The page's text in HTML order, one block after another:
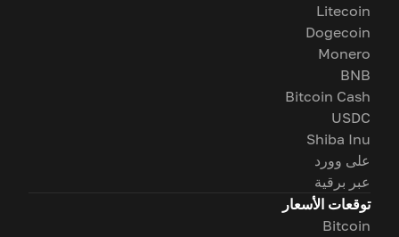
Litecoin
Dogecoin
Monero
BNB
Bitcoin Cash
USDC
Shiba Inu
على وورد
عبر برقية
توقعات الأسعار
Bitcoin